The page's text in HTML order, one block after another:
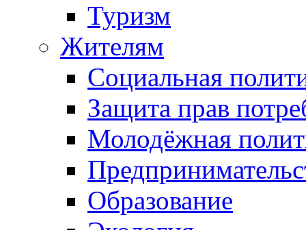
Туризм
Жителям
Социальная
Защита прав
Молодёжная
Образование